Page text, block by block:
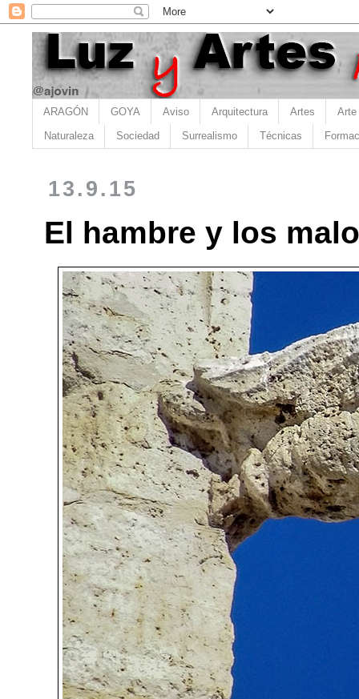
ARAGÓN GOYA Aviso Arquitectura Artes Arte
Naturaleza Sociedad Surrealismo Técnicas
13.9.15
El hambre y los